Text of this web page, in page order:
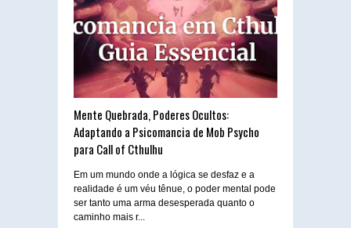
Mente Quebrada, Poderes Ocultos:
Adaptando a Psicomancia de Mob Psycho
para Call of Cthulhu
Em um mundo onde a lógica se desfaz e a
realidade é um véu tênue, o poder mental pode
ser tanto uma arma desesperada quanto o
caminho mais r...